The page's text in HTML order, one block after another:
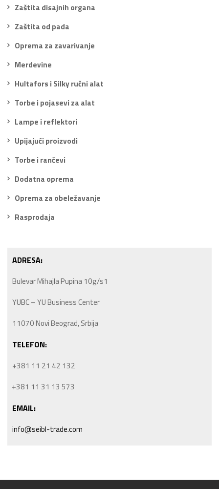
Zaštita disajnih organa
Zaštita od pada
Oprema za zavarivanje
Merdevine
Hultafors i Silky ručni alat
Torbe i pojasevi za alat
Lampe i reflektori
Upijajući proizvodi
Torbe i rančevi
Dodatna oprema
Oprema za obeležavanje
Rasprodaja
ADRESA:
Bulevar Mihajla Pupina 10g/s1
YUBC – YU Business Center
11070 Novi Beograd, Srbija
TELEFON:
+381 11 21 42 132
+381 11 31 13 573
EMAIL:
info@seibl-trade.com